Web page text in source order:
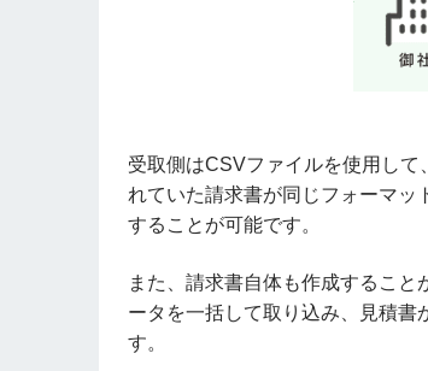
受取側はCSVファイルを使用し
れていた請求書が同じフォーマッ
することが可能です。
また、請求書自体も作成するこ
ータを一括して取り込み、見積書
す。